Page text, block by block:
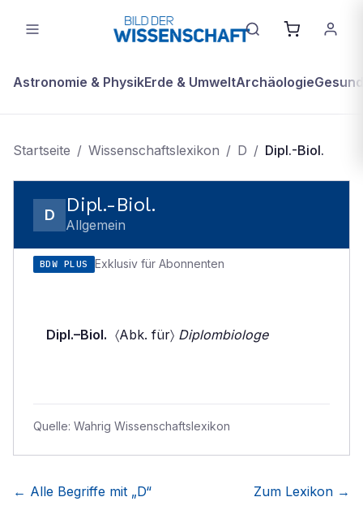
Astronomie & PhysikErde & UmweltArchäologie
Startseite / Wissenschaftslexikon / D / Dipl.-Biol.
D Dipl.-Biol.
Allgemein
BDW PLUS Exklusiv für Abonnenten
Dipl.–Biol. 〈Abk. für〉 Diplombiologe
Quelle: Wahrig Wissenschaftslexikon
← Alle Begriffe mit „D“ Zum Lexikon →